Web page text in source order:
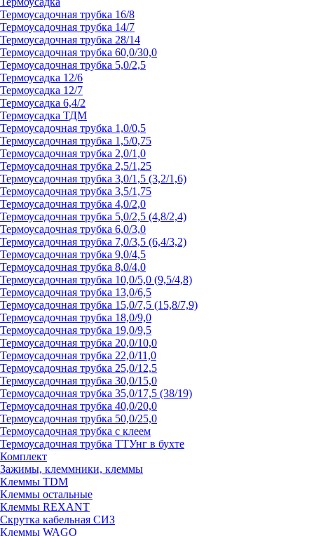
Термоусадочная трубка 16/8
Термоусадочная трубка 14/7
Термоусадочная трубка 28/14
Термоусадочная трубка 60,0/30,0
Термоусадочная трубка 5,0/2,5
Термоусадка 12/6
Термоусадка 12/7
Термоусадка 6,4/2
Термоусадка ТДМ
Термоусадочная трубка 1,0/0,5
Термоусадочная трубка 1,5/0,75
Термоусадочная трубка 2,0/1,0
Термоусадочная трубка 2,5/1,25
Термоусадочная трубка 3,0/1,5 (3,2/1,6)
Термоусадочная трубка 3,5/1,75
Термоусадочная трубка 4,0/2,0
Термоусадочная трубка 5,0/2,5 (4,8/2,4)
Термоусадочная трубка 6,0/3,0
Термоусадочная трубка 7,0/3,5 (6,4/3,2)
Термоусадочная трубка 9,0/4,5
Термоусадочная трубка 8,0/4,0
Термоусадочная трубка 10,0/5,0 (9,5/4,8)
Термоусадочная трубка 13,0/6,5
Термоусадочная трубка 15,0/7,5 (15,8/7,9)
Термоусадочная трубка 18,0/9,0
Термоусадочная трубка 19,0/9,5
Термоусадочная трубка 20,0/10,0
Термоусадочная трубка 22,0/11,0
Термоусадочная трубка 25,0/12,5
Термоусадочная трубка 30,0/15,0
Термоусадочная трубка 35,0/17,5 (38/19)
Термоусадочная трубка 40,0/20,0
Термоусадочная трубка 50,0/25,0
Термоусадочная трубка с клеем
Термоусадочная трубка ТТУнг в бухте
Комплект
Зажимы, клеммники, клеммы
Клеммы TDM
Клеммы остальные
Клеммы REXANT
Скрутка кабельная СИЗ
Клеммы WAGO